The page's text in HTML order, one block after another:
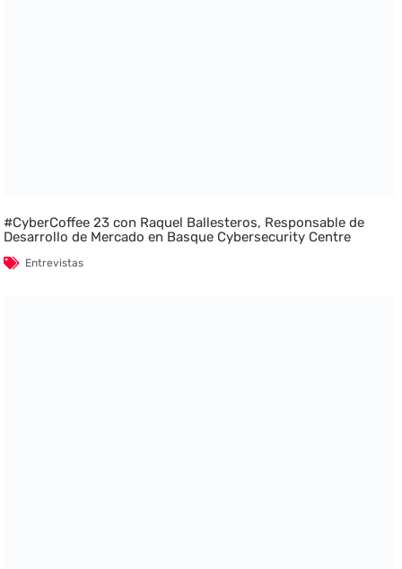
#CyberCoffee 23 con Raquel Ballesteros, Responsable de
Desarrollo de Mercado en Basque Cybersecurity Centre
Entrevistas